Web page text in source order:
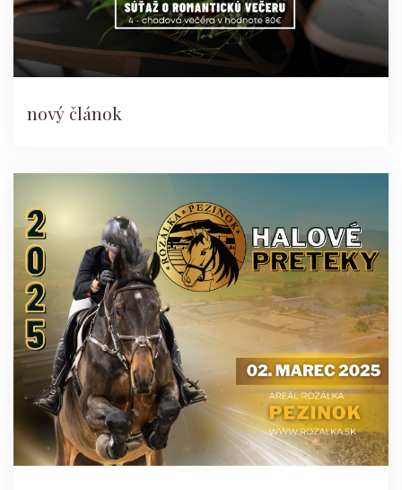
nový článok